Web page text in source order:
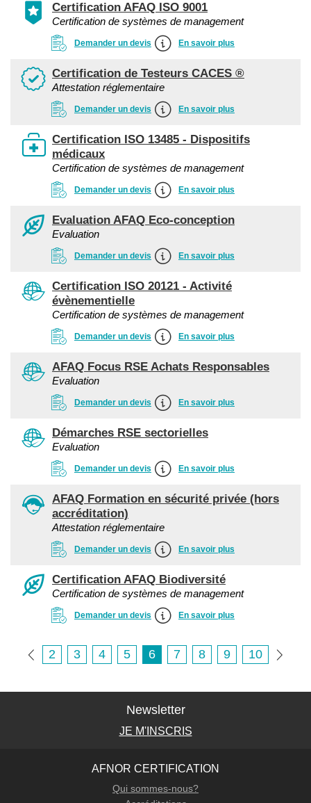
Certification AFAQ ISO 9001
Certification de systèmes de management
Demander un devis En savoir plus
Certification de Testeurs CACES ®
Attestation réglementaire
Demander un devis En savoir plus
Certification ISO 13485 - Dispositifs
médicaux
Certification de systèmes de management
Demander un devis En savoir plus
Evaluation AFAQ Eco-conception
Evaluation
Demander un devis En savoir plus
Certification ISO 20121 - Activité
évènementielle
Certification de systèmes de management
Demander un devis En savoir plus
AFAQ Focus RSE Achats Responsables
Evaluation
Demander un devis En savoir plus
Démarches RSE sectorielles
Evaluation
Demander un devis En savoir plus
AFAQ Formation en sécurité privée (hors
accréditation)
Attestation réglementaire
Demander un devis En savoir plus
Certification AFAQ Biodiversité
Certification de systèmes de management
Demander un devis En savoir plus
2 3 4 5 6 7 8 9 10
Newsletter
JE M'INSCRIS
AFNOR CERTIFICATION
Qui sommes-nous?